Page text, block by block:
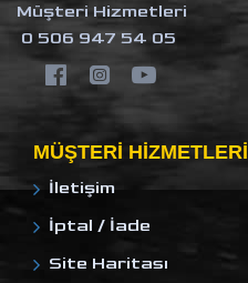
Müşteri Hizmetleri
0 506 947 54 05
MÜŞTERI HIZMETLERI
İletişim
İptal / İade
Site Haritası